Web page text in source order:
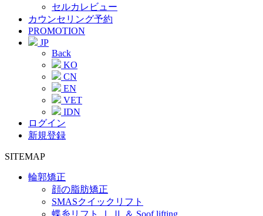
セルカレビュー
カウンセリング予約
PROMOTION
JP
Back
KO
CN
EN
VET
IDN
ログイン
新規登録
SITEMAP
輪郭矯正
顔の脂肪矯正
SMASクイックリフト
蝶糸リフト Ⅰ,Ⅱ ＆ Soof lifting